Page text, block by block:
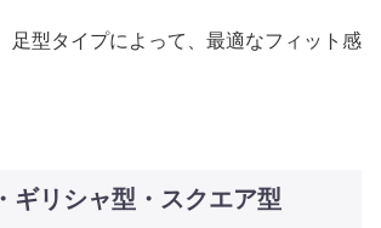
足型タイプによって、最適なフィット感
ギリシャ型・スクエア型